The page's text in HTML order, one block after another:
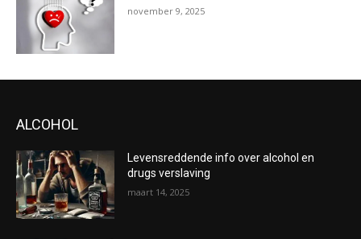
november 9, 2025
ALCOHOL
Levensreddende info over alcohol en
drugs verslaving
maart 14, 2025